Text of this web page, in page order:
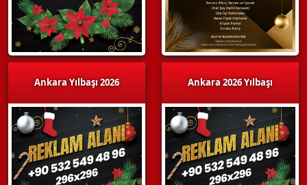
Ankara Yılbaşı 2026 Ankara 2026 Yılbaşı